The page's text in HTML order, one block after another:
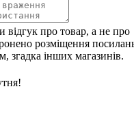
відгук про товар, а не про
розміщення
згадка інших магазинів.